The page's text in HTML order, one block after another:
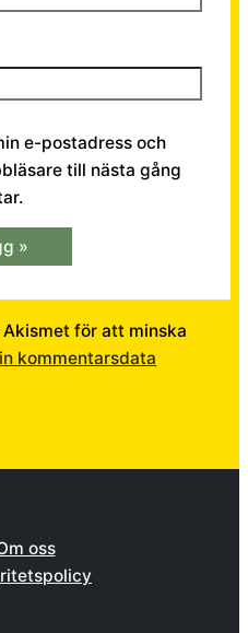
e-postadress och
till nästa gång
för att minska
kommentarsdata
oss